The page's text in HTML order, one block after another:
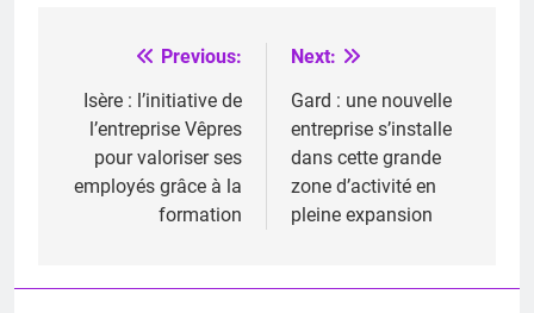
Navigation
de
l’article
Previous:
Isère : l’initiative de
l’entreprise Vêpres
pour valoriser ses
employés grâce à la
formation
Next:
Gard : une nouvelle
entreprise s’installe
dans cette grande
zone d’activité en
pleine expansion